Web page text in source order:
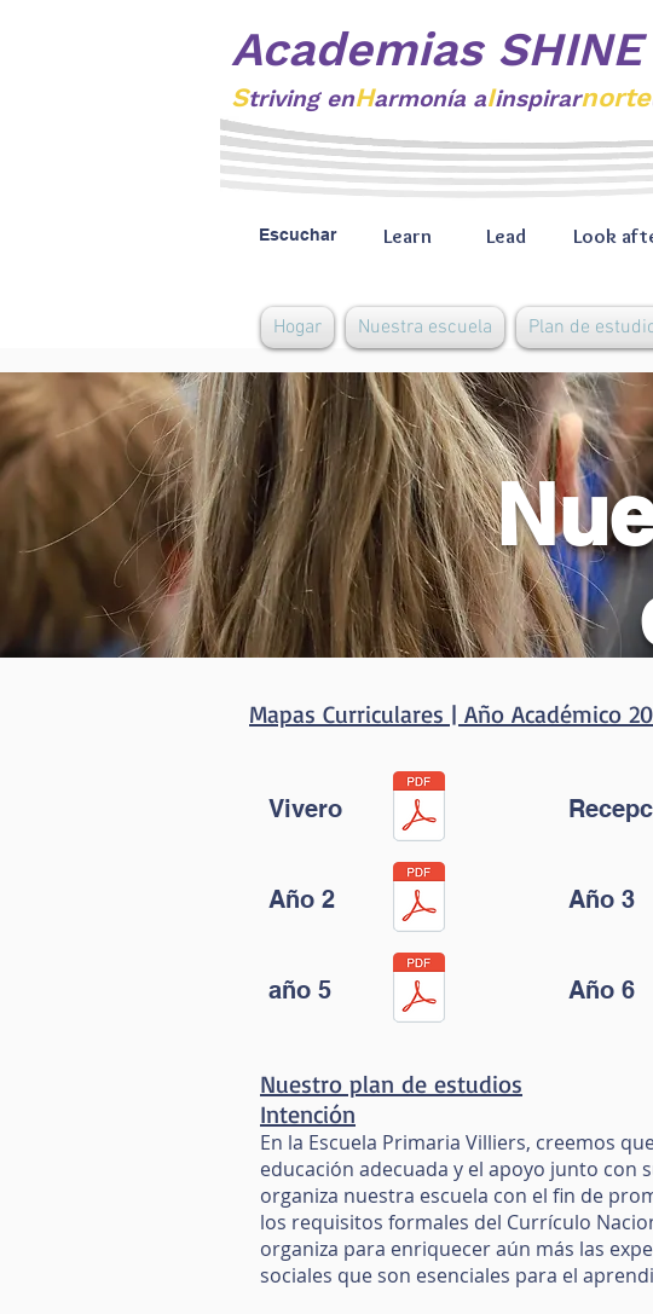
Academias SHINE
Striving enHarmonía aIinspirarnorte
Escuchar Learn Lead Look
Hogar Nuestra escuela Plan de
Mapas Curriculares | Año Académico
Vivero
Año 3
año 5
Año 2
Año 6
Nuestro plan de estudios
Intención
En la Escuela Primaria Villiers, creemos
educación adecuada y el apoyo junto con
organiza nuestra escuela con el fin de
los requisitos formales del Currículo
organiza para enriquecer aún más las
sociales que son esenciales para el